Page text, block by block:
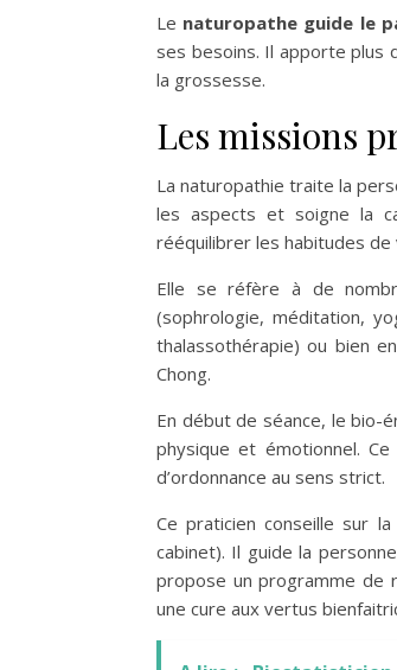
Le naturopathe guide le
ses besoins. Il apporte plus
la grossesse.
Les missions
La naturopathie traite la
les aspects et soigne la
rééquilibrer les habitudes
Elle se réfère à de
(sophrologie, méditation,
thalassothérapie) ou bien
Chong.
En début de séance, le bio-
physique et émotionnel.
d’ordonnance au sens strict.
Ce praticien conseille sur
cabinet). Il guide la
propose un programme de
une cure aux vertus